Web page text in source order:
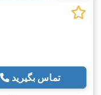
تماس بگیرید